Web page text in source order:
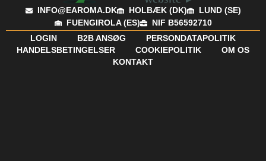
INFO@EAROMA.DK HOLBÆK (DK)
LUND (SE)
FUENGIROLA (ES)
NIF B56592710
LOGIN
B2B ANSØG
PERSONDATAPOLITIK
HANDELSBETINGELSER
COOKIEPOLITIK
OM OS
KONTAKT